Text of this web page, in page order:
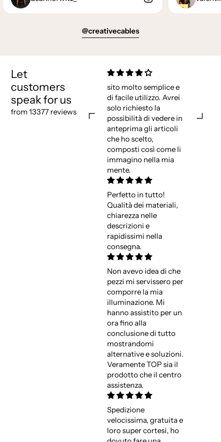
@creativecables
Let
customers
speak for us
from 13377 reviews
sito molto semplice e
di facile utilizzo. Avrei
solo richiesto la
possibilità di vedere in
anteprima gli articoli
che ho scelto,
composti così come li
immagino nella mia
mente.
Perfetto in tutto!
Qualità dei materiali,
chiarezza nelle
descrizioni e
rapidissimi nella
consegna.
Non avevo idea di che
pezzi mi servissero per
comporre la mia
illuminazione. Mi
hanno assistito per un
ora fino alla
conclusione di tutto
mostrandomi
alternative e soluzioni.
Veramente TOP sia il
prodotto che il centro
assistenza.
Spedizione
velocissima, gratuita e
loro super cortesi, ho